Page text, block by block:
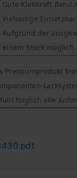
Gute Klebkraft Band
Vielseitige
Aufgrund der
einem Stück möglich
Premiumprodukt
folglich alle